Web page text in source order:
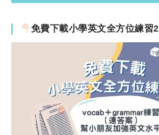
免費下載小學英文全方位練習2